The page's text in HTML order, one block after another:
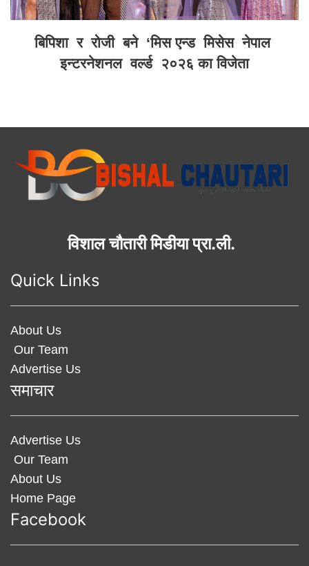
बिपिशा र रोजी बने ‘मिस एन्ड मिसेस नेपाल
इन्टरनेशनल वर्ल्ड २०२६ का विजेता
विशाल चौतारी मिडीया प्रा.ली.
Quick Links
About Us
Our Team
Advertise Us
समाचार
Advertise Us
Our Team
About Us
Home Page
Facebook